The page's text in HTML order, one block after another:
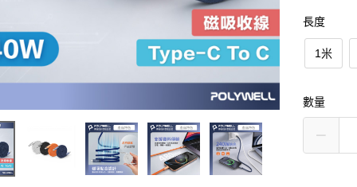
長度
1米
數量